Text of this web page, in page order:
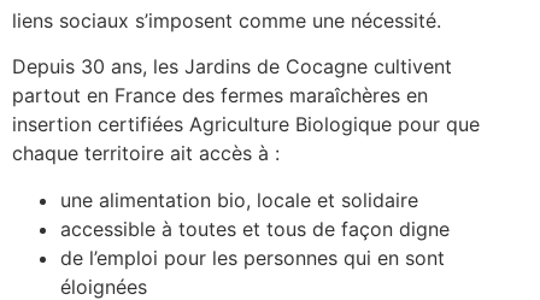
liens sociaux s’imposent comme une nécessité.
Depuis 30 ans, les Jardins de Cocagne cultivent
partout en France des fermes maraîchères en
insertion certifiées Agriculture Biologique pour que
chaque territoire ait accès à :
une alimentation bio, locale et solidaire
accessible à toutes et tous de façon digne
de l’emploi pour les personnes qui en sont
éloignées